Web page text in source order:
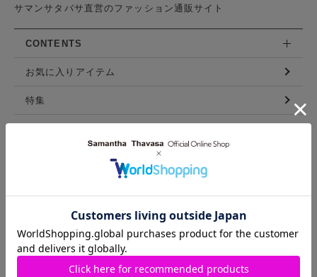
サマンサタバサ直営のファッション通販サイト
CONTENTS
お気に入りアイテム
特集
スタッフリスト
ショップブログ